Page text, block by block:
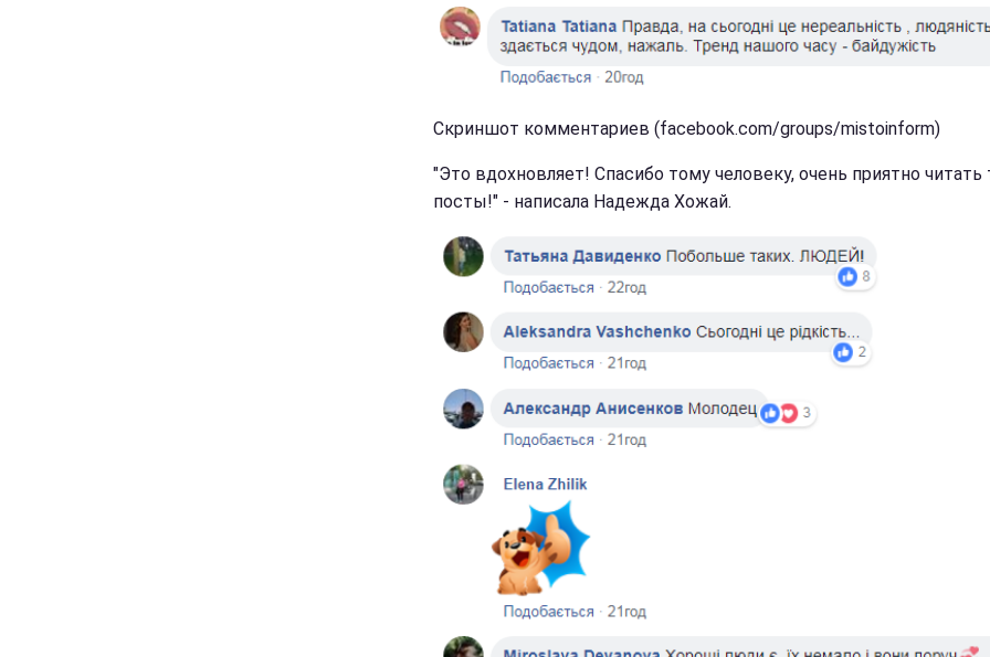
Скриншот комментариев (facebook.com/groups/mistoinform)
"Это вдохновляет! Спасибо тому человеку, очень приятно читать
посты!" - написала Надежда Хожай.